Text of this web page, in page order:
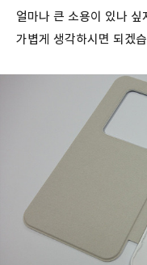
얼마나 큰 소용이 있나
가볍게 생각하시면 되겠